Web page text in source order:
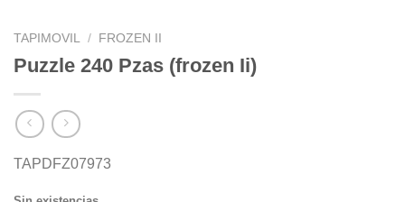
TAPIMOVIL / FROZEN II
Puzzle 240 Pzas (frozen Ii)
TAPDFZ07973